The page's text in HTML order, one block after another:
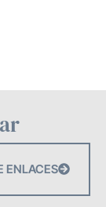
ENLACES